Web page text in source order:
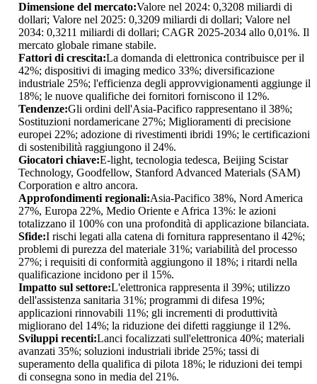
Dimensione del mercato:Valore nel 2024: 0,3208 miliardi di
dollari; Valore nel 2025: 0,3209 miliardi di dollari; Valore nel
2034: 0,3211 miliardi di dollari; CAGR 2025-2034 allo 0,01%. Il
mercato globale rimane stabile.
Fattori di crescita:La domanda di elettronica contribuisce per il
42%; dispositivi di imaging medico 33%; diversificazione
industriale 25%; l'efficienza degli approvvigionamenti aggiunge il
18%; le nuove qualifiche dei fornitori forniscono il 12%.
Tendenze:Gli ordini dell'Asia-Pacifico rappresentano il 38%;
Sostituzioni nordamericane 27%; Miglioramenti di precisione
europei 22%; adozione di rivestimenti ibridi 19%; le certificazioni
di sostenibilità raggiungono il 24%.
Giocatori chiave:E-light, tecnologia tedesca, Beijing Scistar
Technology, Goodfellow, Stanford Advanced Materials (SAM)
Corporation e altro ancora.
Approfondimenti regionali:Asia-Pacifico 38%, Nord America
27%, Europa 22%, Medio Oriente e Africa 13%: le azioni
totalizzano il 100% con una profondità di applicazione bilanciata.
Sfide:I rischi legati alla catena di fornitura rappresentano il 42%;
problemi di purezza del materiale 31%; variabilità del processo
27%; i requisiti di conformità aggiungono il 18%; i ritardi nella
qualificazione incidono per il 15%.
Impatto sul settore:L'elettronica rappresenta il 39%; utilizzo
dell'assistenza sanitaria 31%; programmi di difesa 19%;
applicazioni rinnovabili 11%; gli incrementi di produttività
migliorano del 14%; la riduzione dei difetti raggiunge il 12%.
Sviluppi recenti:Lanci focalizzati sull'elettronica 40%; materiali
avanzati 35%; soluzioni industriali ibride 25%; tassi di
superamento della qualifica di pilota 18%; le riduzioni dei tempi
di consegna sono in media del 21%.